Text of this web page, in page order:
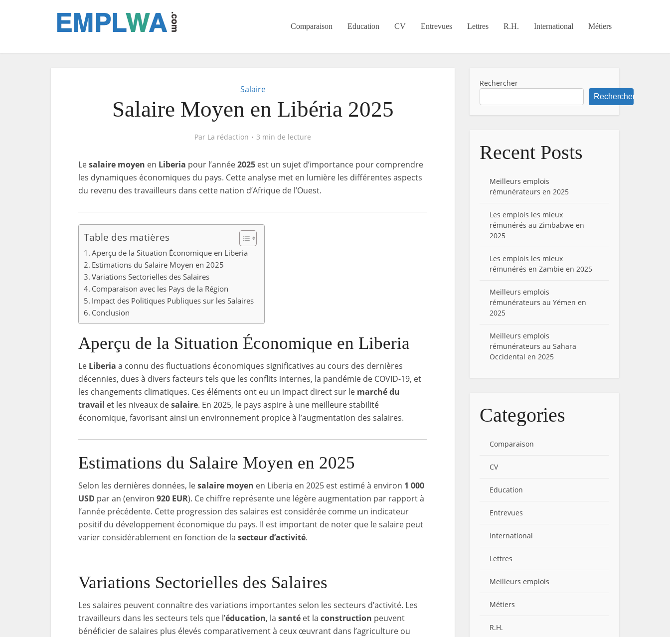
Comparaison Education CV Entrevues Lettres R.H. International Métiers
Salaire
Salaire Moyen en Libéria 2025
Par La rédaction 3 min de lecture
Lesalaire moyen en Liberia pour l’année2025 est un sujet d’importance pour comprendre
les dynamiques économiques du pays. Cette analyse met en lumière les différentes aspects
du revenu des travailleurs dans cette nation d’Afrique de l’Ouest.
Table des matières
Aperçu de la Situation Économique en Liberia
Estimations du Salaire Moyen en 2025
Variations Sectorielles des Salaires
Comparaison avec les Pays de la Région
Impact des Politiques Publiques sur les Salaires
Conclusion
Aperçu de la Situation Économique en Liberia
Le Liberia a connu des fluctuations économiques significatives au cours des dernières
décennies, dues à divers facteurs tels que les conflits internes, la pandémie de COVID-19, et
les changements climatiques. Ces éléments ont eu un impact direct sur le marché du
travail et les niveaux desalaire. En 2025, le pays aspire à une meilleure stabilité
économique, favorisant ainsi un environnement propice à l’augmentation des salaires.
Estimations du Salaire Moyen en 2025
Selon les dernières données, lesalaire moyen en Liberia en 2025 est estimé à environ 1 000
USD par an (environ 920 EUR). Ce chiffre représente une légère augmentation par rapport à
l’année précédente. Cette progression des salaires est considérée comme un indicateur
positif du développement économique du pays. Il est important de noter que le salaire peut
varier considérablement en fonction de la secteur d’activité.
Variations Sectorielles des Salaires
Les salaires peuvent connaître des variations importantes selon les secteurs d’activité. Les
travailleurs dans les secteurs tels que l’éducation, la santé et la construction peuvent
bénéficier de salaires plus élevés comparativement à ceux œuvrant dans l’agriculture ou
Rechercher
Rechercher
Recent Posts
Meilleurs emplois
rémunérateurs en 2025
Les emplois les mieux
rémunérés au Zimbabwe en
2025
Les emplois les mieux
rémunérés en Zambie en 2025
Meilleurs emplois
rémunérateurs au Yémen en
2025
Meilleurs emplois
rémunérateurs au Sahara
Occidental en 2025
Categories
Comparaison
CV
Education
Entrevues
International
Lettres
Meilleurs emplois
Métiers
R.H.